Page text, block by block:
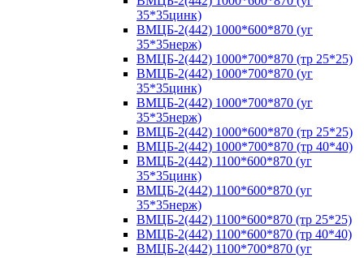
35*35цинк)
ВМЦБ-2(442) 1000*600*870 (уг
35*35нерж)
ВМЦБ-2(442) 1000*700*870 (тр 25*25)
ВМЦБ-2(442) 1000*700*870 (уг
35*35цинк)
ВМЦБ-2(442) 1000*700*870 (уг
35*35нерж)
ВМЦБ-2(442) 1000*600*870 (тр 25*25)
ВМЦБ-2(442) 1000*700*870 (тр 40*40)
ВМЦБ-2(442) 1100*600*870 (уг
35*35цинк)
ВМЦБ-2(442) 1100*600*870 (уг
35*35нерж)
ВМЦБ-2(442) 1100*600*870 (тр 25*25)
ВМЦБ-2(442) 1100*600*870 (тр 40*40)
ВМЦБ-2(442) 1100*700*870 (уг